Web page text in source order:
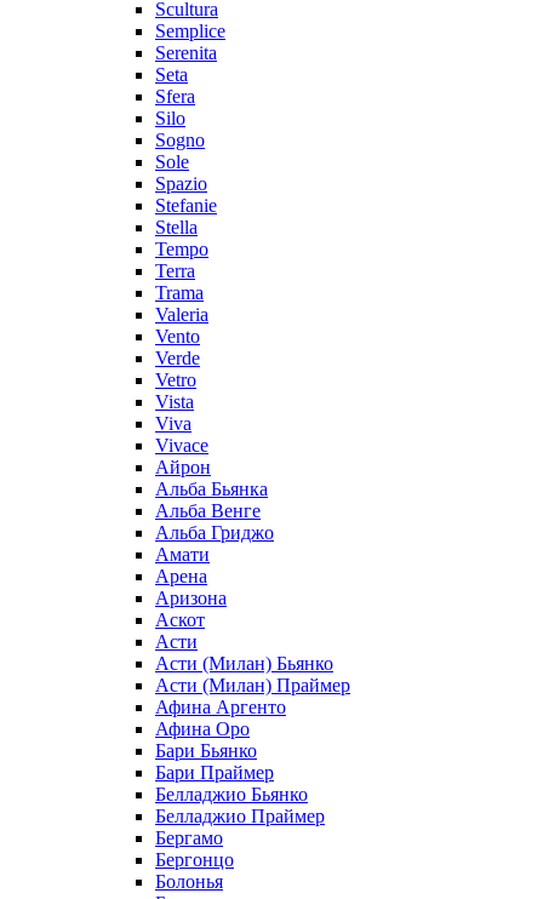
Scultura
Semplice
Serenita
Seta
Sfera
Silo
Sogno
Sole
Spazio
Stefanie
Stella
Tempo
Terra
Trama
Valeria
Vento
Verde
Vetro
Vista
Viva
Vivace
Айрон
Альба Бьянка
Альба Венге
Альба Гриджо
Амати
Арена
Аризона
Аскот
Асти
Асти (Милан) Бьянко
Асти (Милан) Праймер
Афина Аргенто
Афина Оро
Бари Бьянко
Бари Праймер
Белладжио Бьянко
Белладжио Праймер
Бергамо
Бергонцо
Болонья